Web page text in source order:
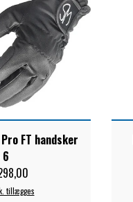
FT handsker
tillægges